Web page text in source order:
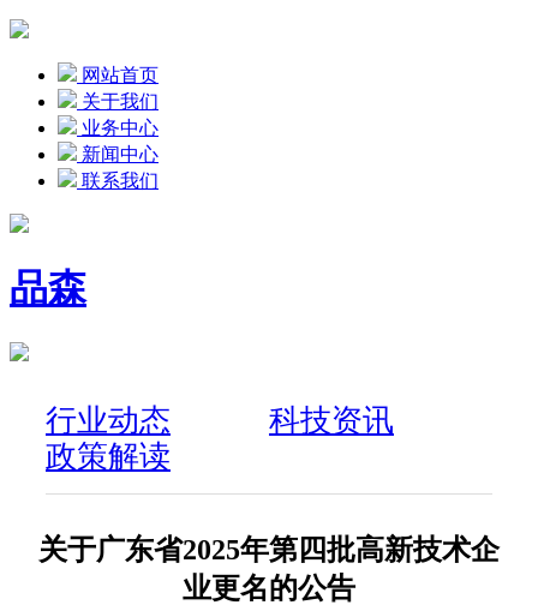
网站首页
关于我们
业务中心
新闻中心
联系我们
品森
行业动态
科技资讯
政策解读
关于广东省2025年第四批高新技术企
业更名的公告